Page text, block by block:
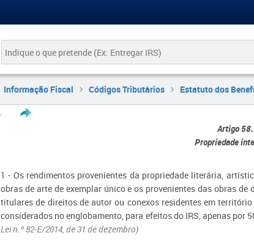
Informação Fiscal Códigos Tributários Estatuto dos
Artigo
Propriedade
1 - Os rendimentos provenientes da propriedade literária,
obras de arte de exemplar único e os provenientes das obras
titulares de direitos de autor ou conexos residentes em
considerados no englobamento, para efeitos do IRS, apenas por
Lei n.º 82-E/2014, de 31 de dezembro)